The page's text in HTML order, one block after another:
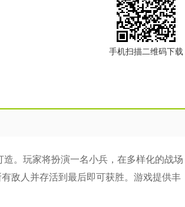
手机扫描二维码下载
。玩家将扮演一名小兵，在多样化的战场
敌人并存活到最后即可获胜。游戏提供丰